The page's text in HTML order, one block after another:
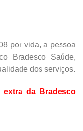
por vida, a pessoa
Bradesco Saúde,
dos serviços.
extra da Bradesco